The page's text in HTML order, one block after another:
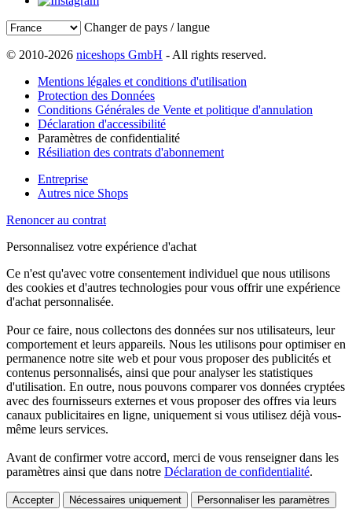
Changer de pays / langue
© 2010-2026 niceshops GmbH - All rights reserved.
Mentions légales et conditions d'utilisation
Protection des Données
Conditions Générales de Vente et politique d'annulation
Déclaration d'accessibilité
Paramètres de confidentialité
Résiliation des contrats d'abonnement
Entreprise
Autres nice Shops
Renoncer au contrat
Personnalisez votre expérience d'achat
Ce n'est qu'avec votre consentement individuel que nous utilisons
des cookies et d'autres technologies pour vous offrir une expérience
d'achat personnalisée.
Pour ce faire, nous collectons des données sur nos utilisateurs, leur
comportement et leurs appareils. Nous les utilisons pour optimiser en
permanence notre site web et pour vous proposer des publicités et
contenus personnalisés, ainsi que pour analyser les statistiques
d'utilisation. En outre, nous pouvons comparer vos données cryptées
avec des fournisseurs externes et vous proposer des offres via leurs
canaux publicitaires en ligne, uniquement si vous utilisez déjà vous-
même leurs services.
Avant de confirmer votre accord, merci de vous renseigner dans les
paramètres ainsi que dans notre Déclaration de confidentialité.
Accepter Nécessaires uniquement Personnaliser les paramètres